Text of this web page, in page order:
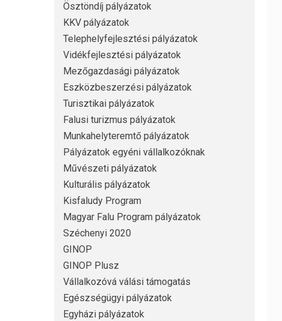
Ösztöndíj pályázatok
KKV pályázatok
Telephelyfejlesztési pályázatok
Vidékfejlesztési pályázatok
Mezőgazdasági pályázatok
Eszközbeszerzési pályázatok
Turisztikai pályázatok
Falusi turizmus pályázatok
Munkahelyteremtő pályázatok
Pályázatok egyéni vállalkozóknak
Művészeti pályázatok
Kulturális pályázatok
Kisfaludy Program
Magyar Falu Program pályázatok
Széchenyi 2020
GINOP
GINOP Plusz
Vállalkozóvá válási támogatás
Egészségügyi pályázatok
Egyházi pályázatok